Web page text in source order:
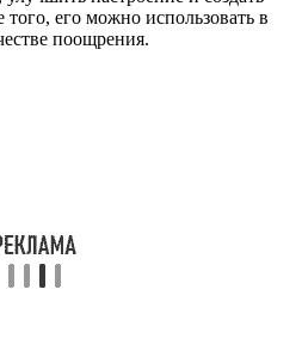
его можно использовать в
поощрения.